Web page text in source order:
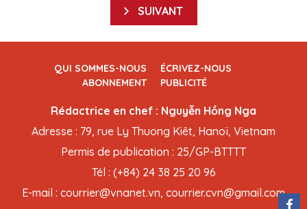
SUIVANT
QUI SOMMES-NOUS
ÉCRIVEZ-NOUS
ABONNEMENT
PUBLICITÉ
Rédactrice en chef : Nguyễn Hồng Nga
Adresse : 79, rue Ly Thuong Kiêt, Hanoï, Vietnam
Permis de publication : 25/GP-BTTTT
Tél : (+84) 24 38 25 20 96
E-mail : courrier@vnanet.vn, courrier.cvn@gmail.com